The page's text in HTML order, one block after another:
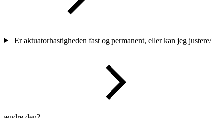
Er aktuatorhastigheden fast og permanent, eller kan jeg justere/